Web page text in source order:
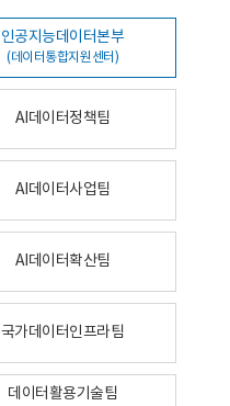
인공지능데이터본부
(데이터통합지원센터)
AI데이터정책팀
AI데이터사업팀
AI데이터확산팀
국가데이터인프라팀
데이터활용기술팀